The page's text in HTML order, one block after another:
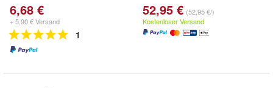
6,68 €
+ 5,90 € Versand
1
52,95 € (52,95 €/)
Kostenloser Versand